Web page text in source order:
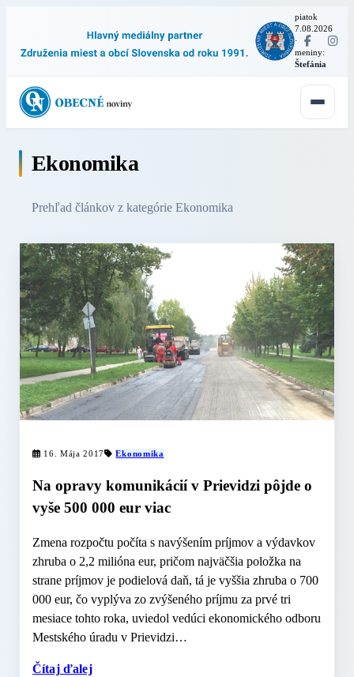
piatok
7.08.2026
·
meniny:
Štefánia
Ekonomika
Prehľad článkov z kategórie Ekonomika
16. Mája 2017 Ekonomika
Na opravy komunikácií v Prievidzi pôjde o
vyše 500 000 eur viac
Zmena rozpočtu počíta s navýšením príjmov a výdavkov
zhruba o 2,2 milióna eur, pričom najväčšia položka na
strane príjmov je podielová daň, tá je vyššia zhruba o 700
000 eur, čo vyplýva zo zvýšeného príjmu za prvé tri
mesiace tohto roka, uviedol vedúci ekonomického odboru
Mestského úradu v Prievidzi…
Čítaj ďalej